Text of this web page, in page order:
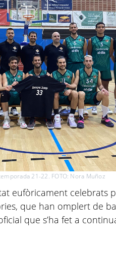
21-22. FOTO: Nora Muñoz
eufòricament celebrats
que han omplert de
que s’ha fet a